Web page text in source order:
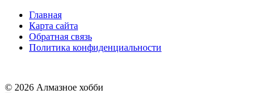
Главная
Карта сайта
Обратная связь
Политика конфиденциальности
© 2026 Алмазное хобби